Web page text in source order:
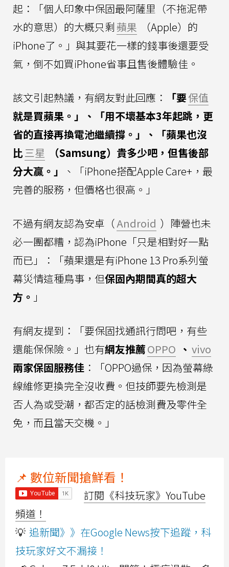
起：「個人印象中保固最阿薩里（不拖泥帶
水的意思）的大概只剩蘋果
（Apple）的
iPhone了。」與其要花一樣的錢事後還要受
氣，倒不如買iPhone省事且售後體驗佳。
該文引起熱議，有網友對此回應： 「要保值
就是買蘋果。」、「用不壞基本3年起跳，更
省的直接再換電池繼續撐。」、「蘋果也沒
比三星
（Samsung）貴多少吧，但售後部
分大贏。」
、「iPhone搭配Apple Care+，最
完善的服務，但價格也很高。」
不過有網友認為安卓（Android ）陣營也未
必一團都糟，認為iPhone「只是相對好一點
而已」：「蘋果還是有iPhone 13 Pro系列螢
幕災情這種鳥事，但保固內期間真的超大
方。 」
有網友提到：「要保固找通訊行問吧，有些
還能保保險。」也有網友推薦OPPO 、 vivo
兩家保固服務佳 ：「OPPO過保，因為螢幕綠
線維修更換完全沒收費。但技師要先檢測是
否人為或受潮，都否定的話檢測費及零件全
免，而且當天交機。」
📌 數位新聞搶鮮看！
訂閱《科技玩家》YouTube
頻道！
💡 追新聞》》在Google News按下追蹤，科
技玩家好文不漏接！